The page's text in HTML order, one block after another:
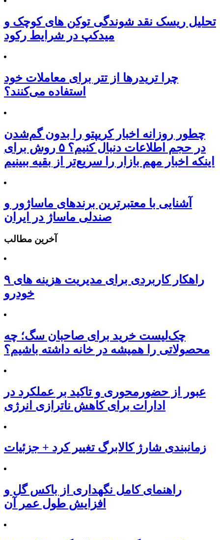
تحلیل ریسک نقد شوندگی توکن های کوچک و
میدکپ در شرایط رکود
چرا تریدرها از تتر برای معاملات خود
استفاده می‌کنند؟
چطور روزانه اخبار کریپتو را بدون گم‌شدن
در حجم اطلاعات دنبال کنیم؟ ۵ روش برای
اینکه اخبار مهم بازار را سریع‌تر از بقیه ببینیم
آشنایی با معتبرترین برندهای ماساژور و
صندلی ماساژ در ایران
آخرین مطالب
۹ راهکار کاربردی برای مدیریت هزینه های
خودرو
چک‌لیست خرید برای صاحبان سگ؛ چه
محصولاتی را همیشه در خانه داشته باشیم؟
عبور از حضورمحوری و تاکید بر عملکرد در
ادارات برای کاهش ناترازی انرژی
زمانبندی شارژ کالابرگ تغییر کرد + جزئیات
راهنمای کامل نگهداری از باکس گل و
افزایش طول عمر آن